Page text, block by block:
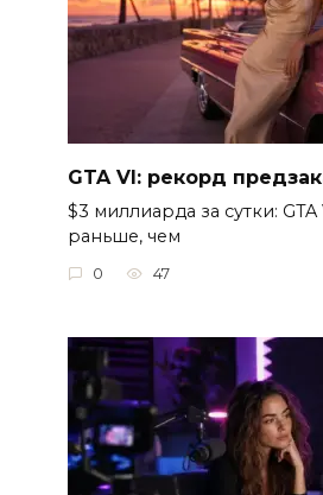
GTA VI: рекорд
$3 миллиарда за сутки:
раньше, чем
0 47